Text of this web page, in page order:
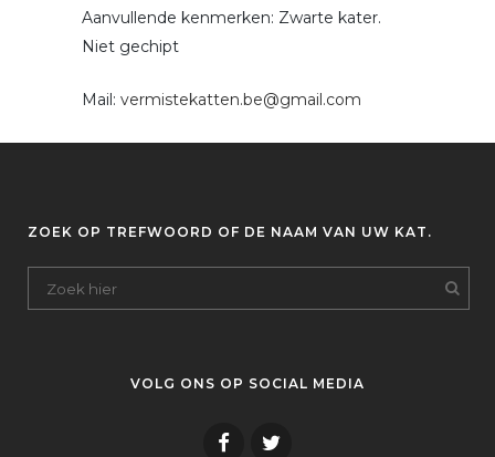
Aanvullende kenmerken: Zwarte kater.
Niet gechipt
Mail: vermistekatten.be@gmail.com
ZOEK OP TREFWOORD OF DE NAAM VAN UW KAT.
VOLG ONS OP SOCIAL MEDIA